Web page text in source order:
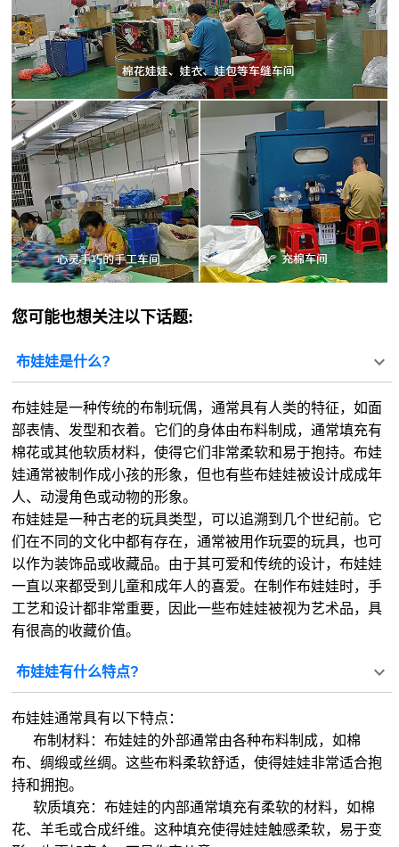
您可能也想关注以下话题:
布娃娃是什么?
布娃娃是一种传统的布制玩偶，通常具有人类的特征，如面
部表情、发型和衣着。它们的身体由布料制成，通常填充有
棉花或其他软质材料，使得它们非常柔软和易于抱持。布娃
娃通常被制作成小孩的形象，但也有些布娃娃被设计成成年
人、动漫角色或动物的形象。
布娃娃是一种古老的玩具类型，可以追溯到几个世纪前。它
们在不同的文化中都有存在，通常被用作玩耍的玩具，也可
以作为装饰品或收藏品。由于其可爱和传统的设计，布娃娃
一直以来都受到儿童和成年人的喜爱。在制作布娃娃时，手
工艺和设计都非常重要，因此一些布娃娃被视为艺术品，具
有很高的收藏价值。
布娃娃有什么特点?
布娃娃通常具有以下特点：
布制材料：布娃娃的外部通常由各种布料制成，如棉
布、绸缎或丝绸。这些布料柔软舒适，使得娃娃非常适合抱
持和拥抱。
软质填充：布娃娃的内部通常填充有柔软的材料，如棉
花、羊毛或合成纤维。这种填充使得娃娃触感柔软，易于变